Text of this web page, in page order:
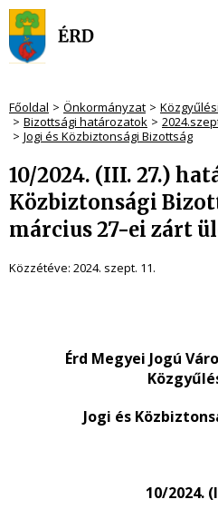
Főoldal Önkormányzat
Bizottsági határozatok
Jogi és Közbiztonsági Bizottság
10/2024. (III. 27.)
Közbiztonsági
március 27-ei zárt
Közzétéve: 2024. szept. 11.
Érd Megyei Jogú
Jogi és
10/2024.